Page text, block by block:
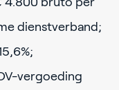
dienstverband;
vergoeding